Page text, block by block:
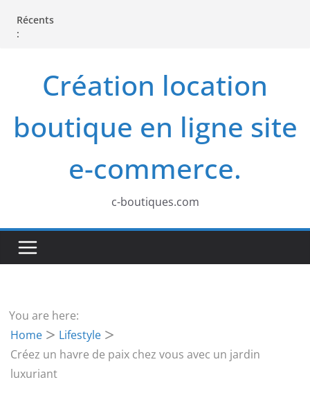
n
Récents
:
Création location
boutique en ligne site
e-commerce.
c-boutiques.com
You are here:
Home
Lifestyle
Créez un havre de paix chez vous avec un jardin
luxuriant